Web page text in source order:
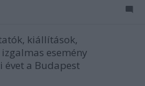
kiállítások,
esemény
évet a Budapest